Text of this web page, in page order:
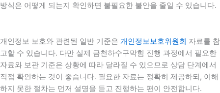
방식은 어떻게 되는지 확인하면 불필요한 불안을 줄일 수 있습니다.
개인정보 보호와 관련된 일반 기준은 개인정보보호위원회 자료를 참
고할 수 있습니다. 다만 실제 금천하수구막힘 진행 과정에서 필요한
자료와 보관 기준은 상황에 따라 달라질 수 있으므로 상담 단계에서
직접 확인하는 것이 좋습니다. 필요한 자료는 정확히 제공하되, 이해
하지 못한 절차는 먼저 설명을 듣고 진행하는 편이 안전합니다.